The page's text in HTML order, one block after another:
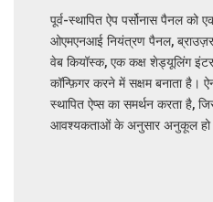
पूर्व-स्थापित ऐप पर्सोनास पैनल को
ओएमएनआई नियंत्रण पैनल,
वेब कियॉस्क, एक कक्ष शेड्यूलिंग
कॉन्फ़िगर करने में सक्षम बनाता है।
स्थापित ऐप्स का समर्थन करता है,
आवश्यकताओं के अनुसार अनुकूल